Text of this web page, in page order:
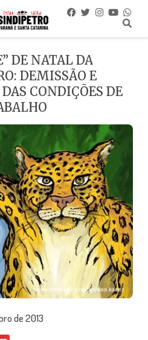
DE NATAL DA
DEMISSÃO E
CONDIÇÕES DE
de 2013